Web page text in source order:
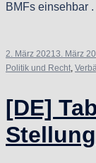
BMFs einsehbar .
2. März 20213. März
Politik und Recht,
[DE]